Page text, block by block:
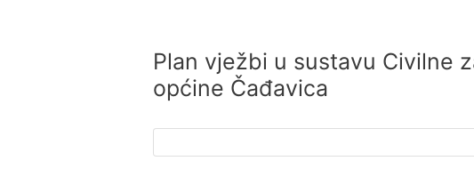
Plan vježbi u sustavu Civilne
općine Čađavica